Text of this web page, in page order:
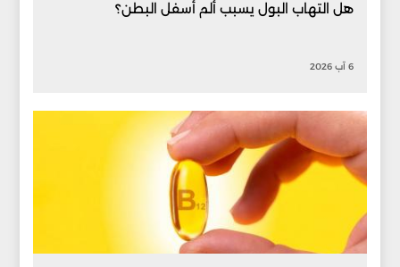
هل التهاب البول يسبب ألم أسفل البطن؟
6 آب 2026